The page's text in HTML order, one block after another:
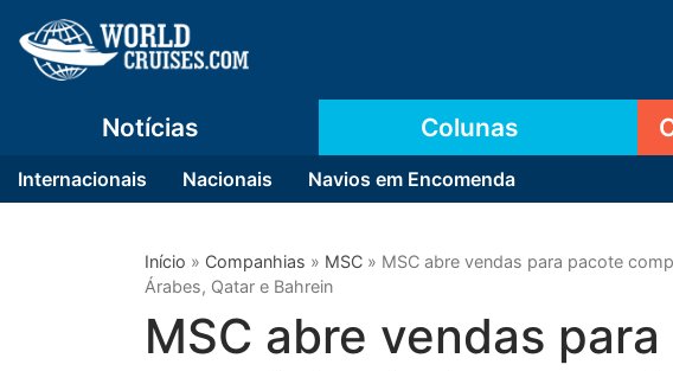
Notícias
Internacionais Nacionais Navios em Encomenda
Colunas
Início » Companhias » MSC » MSC abre vendas para pacote
Árabes, Qatar e Bahrein
MSC abre vendas